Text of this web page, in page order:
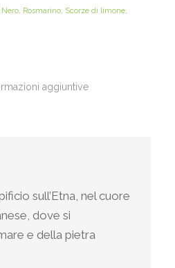
Nero, Rosmarino, Scorze di limone,
aggiuntive
sull’Etna, nel cuore
dove si
e della pietra